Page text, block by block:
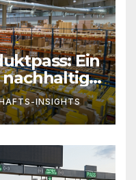
Ein
INSIGHTS